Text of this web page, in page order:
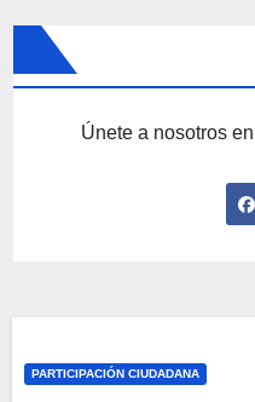
Únete a nosotros
PARTICIPACIÓN CIUDADANA